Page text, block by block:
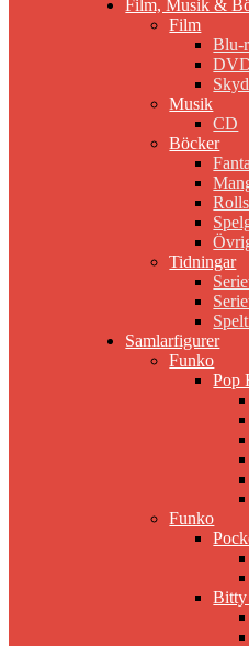
Film, Musik &
Film
Blu-
Musik
CD
Böcker
Tidningar
Samlarfigurer
Funko
Pop
Funko
Bitty